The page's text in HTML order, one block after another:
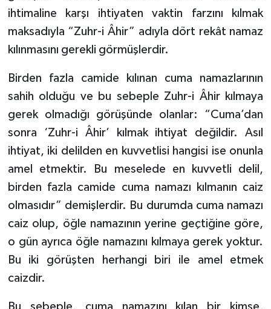
ihtimaline karşı ihtiyaten vaktin farzını kılmak
maksadıyla “Zuhr-i Âhir” adıyla dört rekât namaz
kılınmasını gerekli görmüşlerdir.
Birden fazla camide kılınan cuma namazlarının
sahih olduğu ve bu sebeple Zuhr-i Âhir kılmaya
gerek olmadığı görüşünde olanlar: “Cuma’dan
sonra ‘Zuhr-i Âhir’ kılmak ihtiyat değildir. Asıl
ihtiyat, iki delilden en kuvvetlisi hangisi ise onunla
amel etmektir. Bu meselede en kuvvetli delil,
birden fazla camide cuma namazı kılmanın caiz
olmasıdır” demişlerdir. Bu durumda cuma namazı
caiz olup, öğle namazının yerine geçtiğine göre,
o gün ayrıca öğle namazını kılmaya gerek yoktur.
Bu iki görüşten herhangi biri ile amel etmek
caizdir.